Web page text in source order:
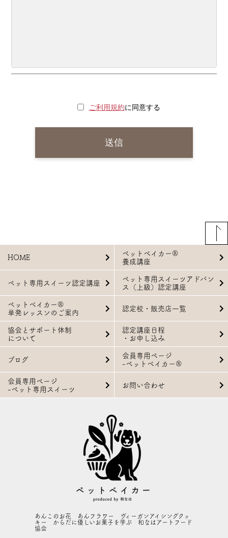
ご利用規約に同意する
HOME
ペットベイカー®
養成講座
ペット専用スイーツ認定講座
ペット専用スイーツアドバン
ス（上級）認定講座
ペットベイカー®
単発レッスンのご案内
認定校・販売店一覧
協会とサポート体制
について
認定講座日程
・お申し込み
ブログ
会員専用ページ
-ペットベイカー®
会員専用ページ
-ペット専用スイーツ
お問い合わせ
あんこのお花 あんフラワー ヴィーガンアイシングクッ
キー からだに優しいお菓子を学ぶ 和なはアートフード
協会